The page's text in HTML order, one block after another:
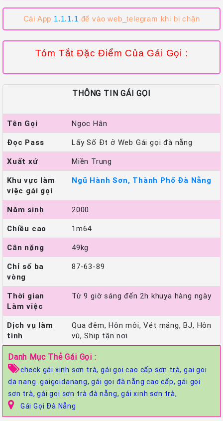
Cài App 1.1.1.1 để vào web_telegram khi bị chặn
Tóm Tắt Đặc Điểm Của Gái Gọi :
THÔNG TIN GÁI GỌI
Tên Gọi
Ngọc Hân
Đọc Pass
Lấy Số Đt ở Web Gái gọi đà nẵng
Xuất xứ
Miền Trung
Khu vực làm
việc gái gọi
Ngũ Hành Sơn, Thành Phố Đà Nẵng
Năm sinh
2000
Chiều cao
1m64
Cân nặng
49kg
Chỉ số ba
vòng
87-63-89
Thời gian
Làm việc
Từ 9 giờ sáng đến 2h khuya hàng ngày
Dịch vụ làm
tình
Qua đêm, Hôn môi, Vét máng, BJ, Hôn
vú, Ship tận nơi
Danh Mục Thẻ Gái Gọi :
check gái xinh sơn trà,gái gọi cao cấp sơn trà,gai goi
da nang. gaigoidanang,gái gọi đà nẵng cao cấp,gái gọi
sơn trà,gái gọi sơn trà đà nẵng,gái xinh sơn trà,
Gái Gọi Đà Nẵng